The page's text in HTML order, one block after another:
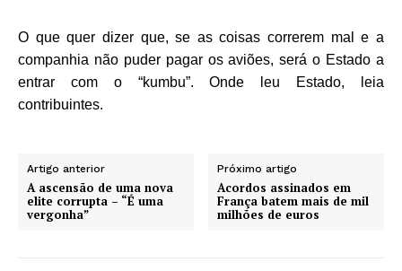
O que quer dizer que, se as coisas correrem mal e a
companhia não puder pagar os aviões, será o Estado a
entrar com o “kumbu”. Onde leu Estado, leia
contribuintes.
Artigo anterior
A ascensão de uma nova
elite corrupta – “É uma
vergonha”
Próximo artigo
Acordos assinados em
França batem mais de mil
milhões de euros